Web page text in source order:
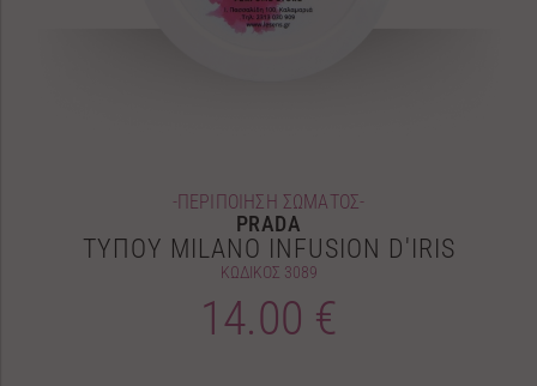
-ΠΕΡΙΠΟΙΗΣΗ ΣΩΜΑΤΟΣ-
PRADA
ΤΥΠΟΥ MILANO INFUSION D'IRIS
ΚΩΔΙΚΟΣ 3089
14.00 €